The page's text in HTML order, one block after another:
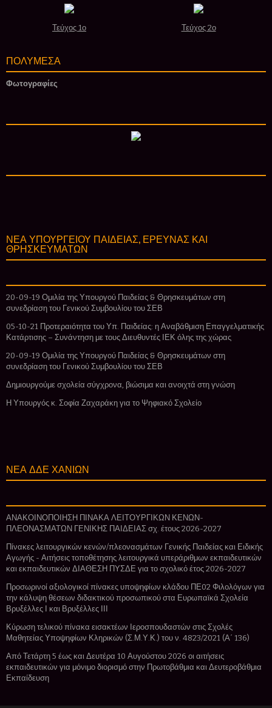
Τεύχος 1ο Τεύχος 2ο
ΠΟΛΥΜΕΣΑ
Φωτογραφίες
ΝΕΑ ΥΠΟΥΡΓΕΙΟΥ ΠΑΙΔΕΙΑΣ, ΕΡΕΥΝΑΣ ΚΑΙ
ΘΡΗΣΚΕΥΜΑΤΩΝ
20-09-19 Ομιλία της Υπουργού Παιδείας & Θρησκευμάτων στη
συνεδρίαση του Γενικού Συμβουλίου του ΣΕΒ
05-10-21 Προτεραιότητα του Υπ. Παιδείας: η Αναβάθμιση Επαγγελματικής
Κατάρτισης – Συνάντηση με τους Διευθυντές ΙΕΚ όλης της χώρας
20-09-19 Ομιλία της Υπουργού Παιδείας & Θρησκευμάτων στη
συνεδρίαση του Γενικού Συμβουλίου του ΣΕΒ
Δημιουργούμε σχολεία σύγχρονα, βιώσιμα και ανοιχτά στη γνώση
Η Υπουργός κ. Σοφία Ζαχαράκη για το Ψηφιακό Σχολείο
ΝΕΑ ΔΔΕ ΧΑΝΙΩΝ
ΑΝΑΚΟΙΝΟΠΟΙΗΣΗ ΠΙΝΑΚΑ ΛΕΙΤΟΥΡΓΙΚΩΝ ΚΕΝΩΝ-
ΠΛΕΟΝΑΣΜΑΤΩΝ ΓΕΝΙΚΗΣ ΠΑΙΔΕΙΑΣ σχ. έτους 2026-2027
Πίνακες λειτουργικών κενών/πλεονασμάτων Γενικής Παιδείας και Ειδικής
Αγωγής - Αιτήσεις τοποθέτησης λειτουργικά υπεράριθμων εκπαιδευτικών
και εκπαιδευτικών ΔΙΑΘΕΣΗ ΠΥΣΔΕ για το σχολικό έτος 2026-2027
Προσωρινοί αξιολογικοί πίνακες υποψηφίων κλάδου ΠΕ02 Φιλολόγων για
την κάλυψη θέσεων διδακτικού προσωπικού στα Ευρωπαϊκά Σχολεία
Βρυξέλλες Ι και Βρυξέλλες ΙΙΙ
Κύρωση τελικού πίνακα εισακτέων Ιεροσπουδαστών στις Σχολές
Μαθητείας Υποψηφίων Κληρικών (Σ.Μ.Υ.Κ.) του ν. 4823/2021 (Α΄ 136)
Από Τετάρτη 5 έως και Δευτέρα 10 Αυγούστου 2026 οι αιτήσεις
εκπαιδευτικών για μόνιμο διορισμό στην Πρωτοβάθμια και Δευτεροβάθμια
Εκπαίδευση